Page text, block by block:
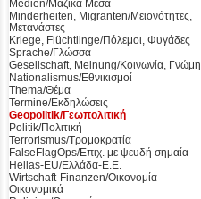
Medien/Μαζικά Μέσα
Minderheiten, Migranten/Μειονότητες,
Μετανάστες
Kriege, Flüchtlinge/Πόλεμοι, Φυγάδες
Sprache/Γλώσσα
Gesellschaft, Meinung/Κοινωνία, Γνώμη
Nationalismus/Εθνικισμοί
Thema/Θέμα
Termine/Εκδηλώσεις
Geopolitik/Γεωπολιτική
Politik/Πολιτική
Terrorismus/Τρομοκρατία
FalseFlagOps/Επιχ. με ψευδή σημαία
Hellas-EU/Ελλάδα-Ε.Ε.
Wirtschaft-Finanzen/Οικονομία-
Οικονομικά